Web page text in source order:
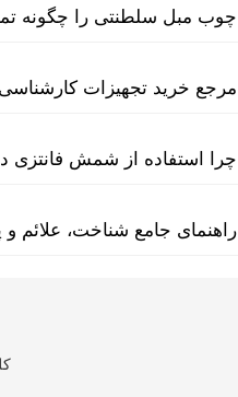
چوب مبل سلطنتی را چگونه
مرجع خرید تجهیزات
چرا استفاده از شمش فانتزی
راهنمای جامع شناخت، علائم